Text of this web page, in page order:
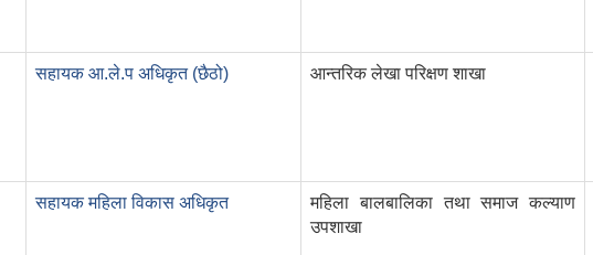
सहायक आ.ले.प अधिकृत (छैठो) आन्तरिक लेखा परिक्षण शाखा
सहायक महिला विकास अधिकृत
महिला बालबालिका तथा समाज कल्याण
उपशाखा